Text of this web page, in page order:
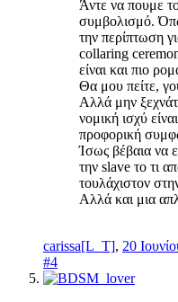
Άντε να πουμε
συμβολισμό.
την περίπτωση
collaring
είναι και πιο
Θα μου πείτε,
Αλλά μην
νομική ισχύ
προφορική
Ίσως βέβαια να
την slave το τι
τουλάχιστον
Αλλά και μια
carissa[L_T], 20
#4